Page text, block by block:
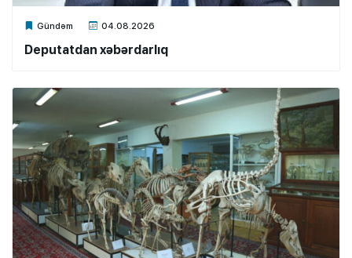
Gündəm 04.08.2026
Xalq.Online
Deputatdan xəbərdarlıq